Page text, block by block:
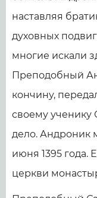
наставляя
духовных
многие искали
Преподобный
кончину,
своему ученику
дело. Андроник
июня 1395 года.
церкви